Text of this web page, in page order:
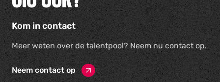
Kom in contact
Meer weten over de talentpool? Neem nu contact op.
Neem contact op